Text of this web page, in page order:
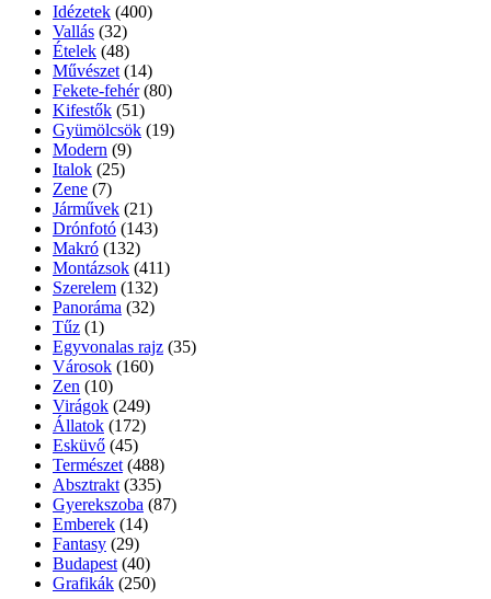
Idézetek (400)
Vallás (32)
Ételek (48)
Művészet (14)
Fekete-fehér (80)
Kifestők (51)
Gyümölcsök (19)
Modern (9)
Italok (25)
Zene (7)
Járművek (21)
Drónfotó (143)
Makró (132)
Montázsok (411)
Szerelem (132)
Panoráma (32)
Tűz (1)
Egyvonalas rajz (35)
Városok (160)
Zen (10)
Virágok (249)
Állatok (172)
Esküvő (45)
Természet (488)
Absztrakt (335)
Gyerekszoba (87)
Emberek (14)
Fantasy (29)
Budapest (40)
Grafikák (250)